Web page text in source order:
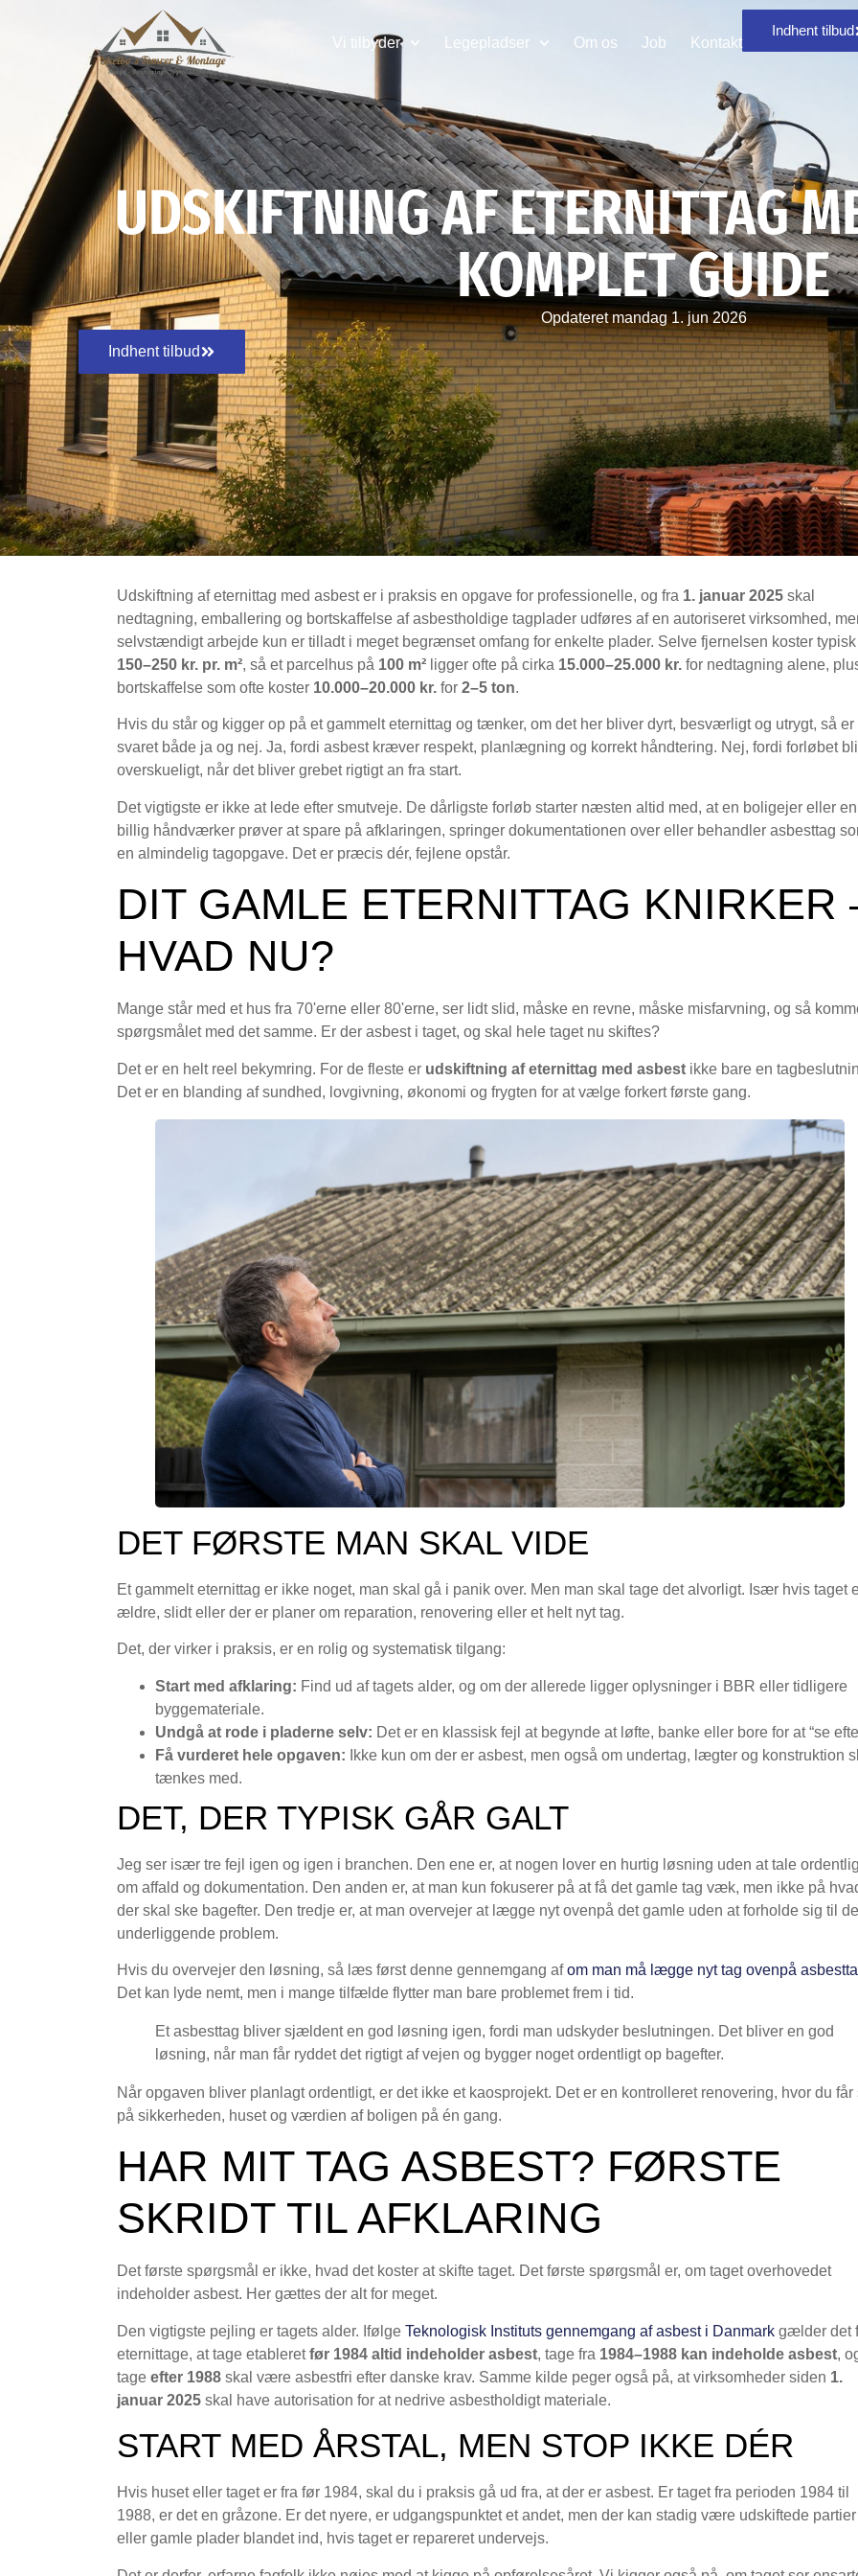
Vi tilbyder Legepladser Om os Job Kontakt
Indhent tilbud
UDSKIFTNING AF ETERNITTAG
KOMPLET GUIDE
Opdateret mandag 1. jun 2026
Indhent tilbud
Udskiftning af eternittag med asbest er i praksis en opgave for professionelle, og fra 1. januar 2025 skal
nedtagning, emballering og bortskaffelse af asbestholdige tagplader udføres af en autoriseret virksomhed,
selvstændigt arbejde kun er tilladt i meget begrænset omfang for enkelte plader. Selve fjernelsen koster typisk
150–250 kr. pr. m², så et parcelhus på 100 m² ligger ofte på cirka 15.000–25.000 kr. for nedtagning alene,
bortskaffelse som ofte koster 10.000–20.000 kr. for 2–5 ton.
Hvis du står og kigger op på et gammelt eternittag og tænker, om det her bliver dyrt, besværligt og utrygt, så er
svaret både ja og nej. Ja, fordi asbest kræver respekt, planlægning og korrekt håndtering. Nej, fordi forløbet
overskueligt, når det bliver grebet rigtigt an fra start.
Det vigtigste er ikke at lede efter smutveje. De dårligste forløb starter næsten altid med, at en boligejer eller en
billig håndværker prøver at spare på afklaringen, springer dokumentationen over eller behandler asbesttag
en almindelig tagopgave. Det er præcis dér, fejlene opstår.
DIT GAMLE ETERNITTAG KNIRKER
HVAD NU?
Mange står med et hus fra 70'erne eller 80'erne, ser lidt slid, måske en revne, måske misfarvning, og så
spørgsmålet med det samme. Er der asbest i taget, og skal hele taget nu skiftes?
Det er en helt reel bekymring. For de fleste er udskiftning af eternittag med asbest ikke bare en
Det er en blanding af sundhed, lovgivning, økonomi og frygten for at vælge forkert første gang.
DET FØRSTE MAN SKAL VIDE
Et gammelt eternittag er ikke noget, man skal gå i panik over. Men man skal tage det alvorligt. Især hvis taget
ældre, slidt eller der er planer om reparation, renovering eller et helt nyt tag.
Det, der virker i praksis, er en rolig og systematisk tilgang:
Start med afklaring: Find ud af tagets alder, og om der allerede ligger oplysninger i BBR eller tidligere
byggemateriale.
Undgå at rode i pladerne selv: Det er en klassisk fejl at begynde at løfte, banke eller bore for at “se
Få vurderet hele opgaven: Ikke kun om der er asbest, men også om undertag, lægter og konstruktion
tænkes med.
DET, DER TYPISK GÅR GALT
Jeg ser især tre fejl igen og igen i branchen. Den ene er, at nogen lover en hurtig løsning uden at tale
om affald og dokumentation. Den anden er, at man kun fokuserer på at få det gamle tag væk, men ikke på
der skal ske bagefter. Den tredje er, at man overvejer at lægge nyt ovenpå det gamle uden at forholde sig til
underliggende problem.
Hvis du overvejer den løsning, så læs først denne gennemgang afom man må lægge nyt tag ovenpå
Det kan lyde nemt, men i mange tilfælde flytter man bare problemet frem i tid.
Et asbesttag bliver sjældent en god løsning igen, fordi man udskyder beslutningen. Det bliver en god
løsning, når man får ryddet det rigtigt af vejen og bygger noget ordentligt op bagefter.
Når opgaven bliver planlagt ordentligt, er det ikke et kaosprojekt. Det er en kontrolleret renovering, hvor du får
på sikkerheden, huset og værdien af boligen på én gang.
HAR MIT TAG ASBEST? FØRSTE
SKRIDT TIL AFKLARING
Det første spørgsmål er ikke, hvad det koster at skifte taget. Det første spørgsmål er, om taget overhovedet
indeholder asbest. Her gættes der alt for meget.
Den vigtigste pejling er tagets alder. Ifølge Teknologisk Instituts gennemgang af asbest i Danmark gælder det
eternittage, at tage etableretfør 1984 altid indeholder asbest, tage fra 1984–1988 kan indeholde asbest,
tage efter 1988 skal være asbestfri efter danske krav. Samme kilde peger også på, at virksomheder siden 1.
januar 2025 skal have autorisation for at nedrive asbestholdigt materiale.
START MED ÅRSTAL, MEN STOP IKKE DÉR
Hvis huset eller taget er fra før 1984, skal du i praksis gå ud fra, at der er asbest. Er taget fra perioden 1984 til
1988, er det en gråzone. Er det nyere, er udgangspunktet et andet, men der kan stadig være udskiftede partier
eller gamle plader blandet ind, hvis taget er repareret undervejs.